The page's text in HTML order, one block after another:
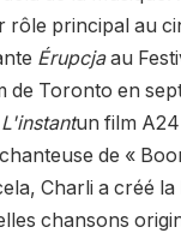
rôle principal au
Érupcjaau
de Toronto en
L'instantun film
de «
Charli a créé
chansons